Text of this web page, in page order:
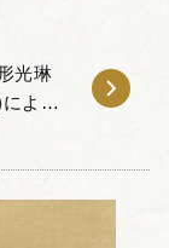
光琳
よる
だき